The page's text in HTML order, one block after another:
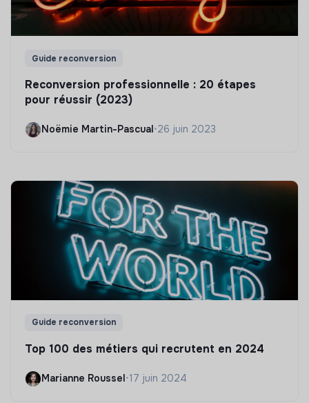
Guide reconversion
Reconversion professionnelle : 20 étapes
pour réussir (2023)
Noëmie Martin-Pascual •26 juin 2023
Guide reconversion
Top 100 des métiers qui recrutent en 2024
Marianne Roussel•17 juin 2024